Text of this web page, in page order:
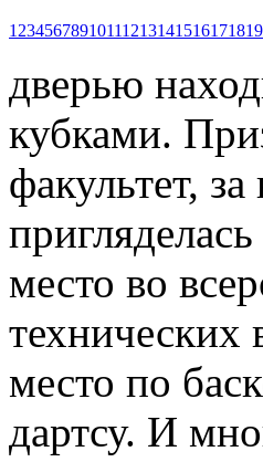
1 2345678910111213141516171819
дверью
кубками.
факультет,
место во
технических
место по
дартсу. И